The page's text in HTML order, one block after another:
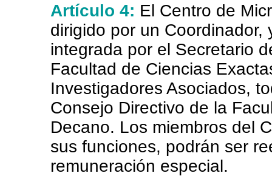
Artículo 4: El Centro de
dirigido por un Coordinador,
integrada por el Secretario
Facultad de Ciencias
Investigadores Asociados,
Consejo Directivo de la
Decano. Los miembros del
sus funciones, podrán ser
remuneración especial.